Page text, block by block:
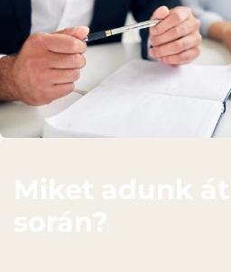
Miket adunk
során?